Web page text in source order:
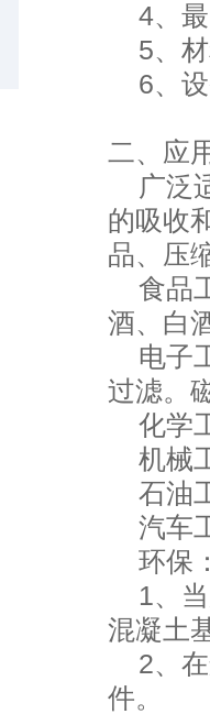
4、最
5、材
6、设
二、应
广泛
的吸收
品、压
食品
酒、白
电子
过滤。
化学
机械
石油
汽车
环保
1、当
混凝土
2、在
件。